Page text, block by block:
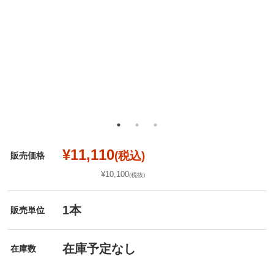
販売価格 ¥11,110(税込)
¥10,100(税抜)
販売単位 1本
在庫数 在庫予定なし